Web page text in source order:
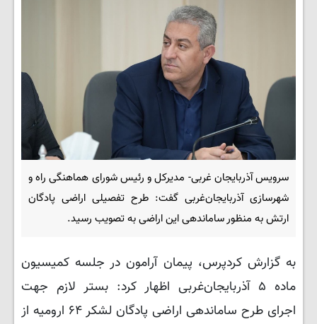
سرویس آذربایجان غربی- مدیرکل و رئیس شورای هماهنگی راه و
شهرسازی آذربایجان‌غربی گفت: طرح تفصیلی اراضی پادگان
ارتش به منظور ساماندهی این اراضی به تصویب رسید.
به گزارش کردپرس، پیمان آرامون در جلسه کمیسیون
ماده ۵ آذربایجان‌غربی اظهار کرد: بستر لازم جهت
اجرای طرح ساماندهی اراضی پادگان لشکر ۶۴ ارومیه از